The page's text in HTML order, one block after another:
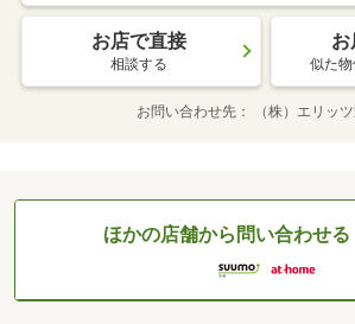
お店で直接
相談する
お
似た物
お問い合わせ先 （株）エリッ
ほかの店舗から問い合わせる